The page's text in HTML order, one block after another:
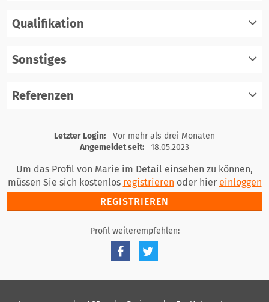
Qualifikation
Sonstiges
Referenzen
registrieren
einloggen
Letzter Login:
Vor mehr als drei Monaten
Angemeldet seit:
18.05.2023
Um das Profil von Marie im Detail einsehen zu können,
müssen Sie sich kostenlos registrieren oder hier einloggen
REGISTRIEREN
Profil weiterempfehlen: